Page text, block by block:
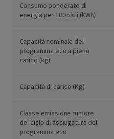
Consumo ponderato di
energia per 100 cicli (kWh)
Capacità nominale del
programma eco a pieno
carico (kg)
Capacità di carico (Kg)
Classe emissione rumore
del ciclo di asciugatura del
programma eco